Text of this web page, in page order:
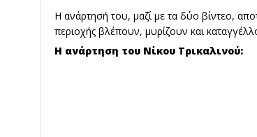
Η ανάρτησή του, μαζί με τα δύο βίντεο,
περιοχής βλέπουν, μυρίζουν και
Η ανάρτηση του Νίκου Τρικαλινoύ: